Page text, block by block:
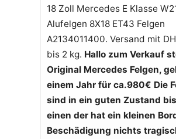
18 Zoll Mercedes E Klasse
Alufelgen 8X18 ET43 Felgen
A2134011400. Versand mit
bis 2 kg. Hallo zum Verkauf
Original Mercedes Felgen,
einem Jahr für ca.980€ Die
sind in ein guten Zustand
einen der hat ein kleinen
Beschädigung nichts